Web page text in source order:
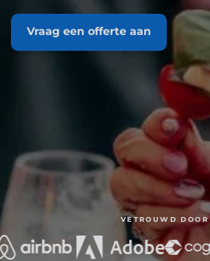
Vraag een offerte aan
VETROUWD DOOR